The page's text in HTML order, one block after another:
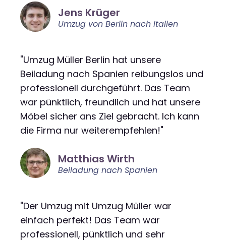
Jens Krüger
Umzug von Berlin nach Italien
"Umzug Müller Berlin hat unsere
Beiladung nach Spanien reibungslos und
professionell durchgeführt. Das Team
war pünktlich, freundlich und hat unsere
Möbel sicher ans Ziel gebracht. Ich kann
die Firma nur weiterempfehlen!"
Matthias Wirth
Beiladung nach Spanien
"Der Umzug mit Umzug Müller war
einfach perfekt! Das Team war
professionell, pünktlich und sehr